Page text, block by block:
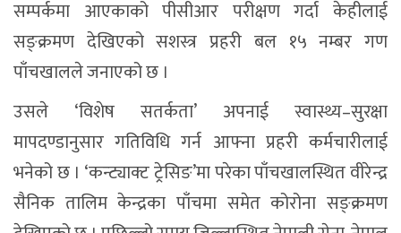
सम्पर्कमा आएकाको पीसीआर परीक्षण गर्दा केहीलाई
सङ्क्रमण देखिएको सशस्त्र प्रहरी बल १५ नम्बर गण
पाँचखालले जनाएको छ ।
उसले ‘विशेष सतर्कता’ अपनाई स्वास्थ्य–सुरक्षा
मापदण्डानुसार गतिविधि गर्न आफ्ना प्रहरी कर्मचारीलाई
भनेको छ । ‘कन्ट्याक्ट ट्रेसिङ’मा परेका पाँचखालस्थित वीरेन्द्र
सैनिक तालिम केन्द्रका पाँचमा समेत कोरोना सङ्क्रमण